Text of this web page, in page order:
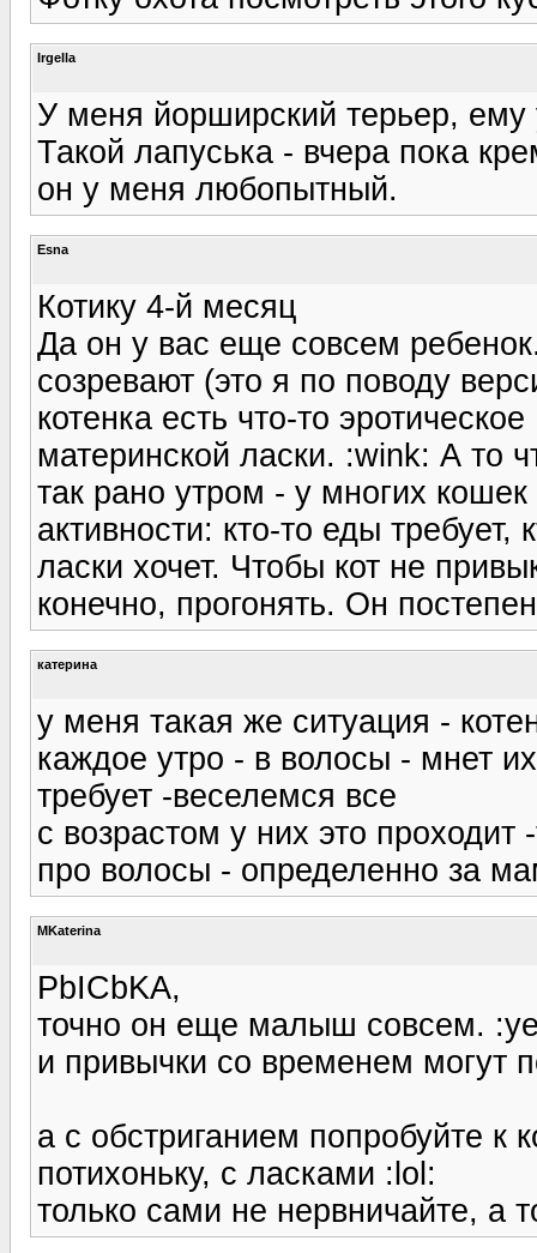
Irgella
У меня йорширский терьер,
Такой лапуська - вчера пока
он у меня любопытный.
Esna
Котику 4-й месяц
Да он у вас еще совсем
созревают (это я по поводу
котенка есть что-то
материнской ласки. :wink: А то
так рано утром - у многих
активности: кто-то еды требует,
ласки хочет. Чтобы кот не
конечно, прогонять. Он
катерина
у меня такая же ситуация -
каждое утро - в волосы - мнет
требует -веселемся все
с возрастом у них это проходит
про волосы - определенно за
MKaterina
PbICbKA,
точно он еще малыш совсем.
и привычки со временем могут
а с обстриганием попробуйте к
потихоньку, с ласками :lol:
только сами не нервничайте, а